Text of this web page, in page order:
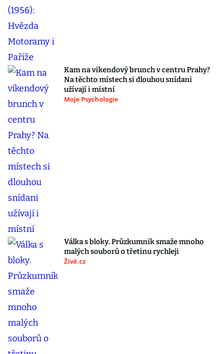
Kam na víkendový brunch v centru Prahy?
Na těchto místech si dlouhou snídani
užívají i místní
Moje Psychologie
Válka s bloky. Průzkumník smaže mnoho
malých souborů o třetinu rychleji
Živě.cz